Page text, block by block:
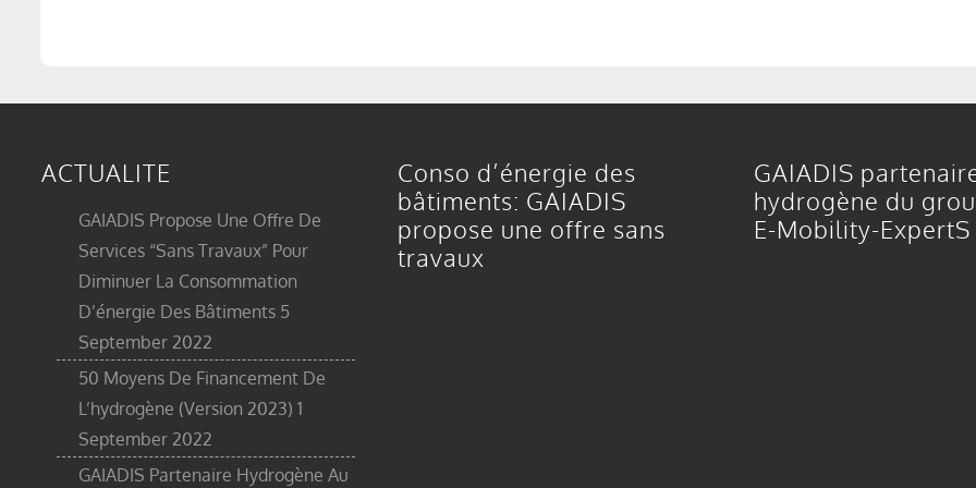
ACTUALITE
GAIADIS Propose Une Offre De
Services “sans Travaux” Pour
Diminuer La Consommation
D’énergie Des Bâtiments 5
September 2022
50 Moyens De Financement De
L’hydrogène (version 2023) 1
September 2022
GAIADIS Partenaire Hydrogène Au
Conso d’énergie des
bâtiments: GAIADIS
propose une offre sans
travaux
GAIADIS
hydrogène du
E-Mobility-ExpertS